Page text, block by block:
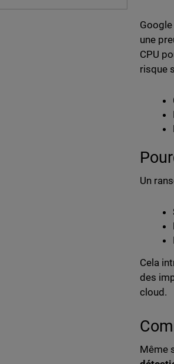
une
CPU
risque
Un
Cela
des
cloud.
Même